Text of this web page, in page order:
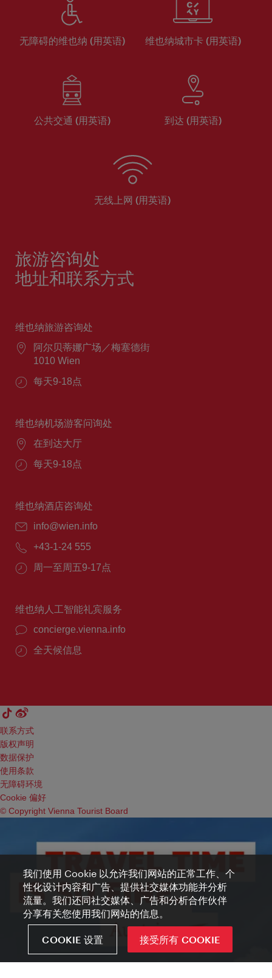
无障碍的维也纳 (用英语) 维也纳城市卡 (用英语)
公共交通 (用英语) 到达 (用英语)
无线上网 (用英语)
旅游咨询处
地址和联系方式
维也纳旅游咨询处
阿尔贝蒂娜广场／梅塞德街
1010 Wien
每天9-18点
维也纳机场游客问询处
在到达大厅
每天9-18点
维也纳酒店咨询处
info@wien.info
+43-1-24 555
周一至周五9-17点
维也纳人工智能礼宾服务
concierge.vienna.info
全天候信息
联系方式
版权声明
数据保护
使用条款
无障碍环境
Cookie 偏好
© Copyright Vienna Tourist Board
我们使用 Cookie 以允许我们网站的正常工作、个
性化设计内容和广告、提供社交媒体功能并分析
流量。我们还同社交媒体、广告和分析合作伙伴
分享有关您使用我们网站的信息。
COOKIE 设置 接受所有 COOKIE